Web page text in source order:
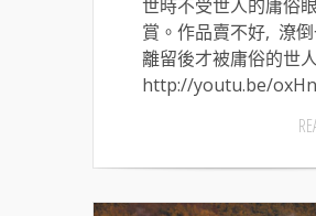
世時不受世人的庸俗
賞。作品賣不好, 潦倒
離留後才被庸俗的世
http://youtu.be/